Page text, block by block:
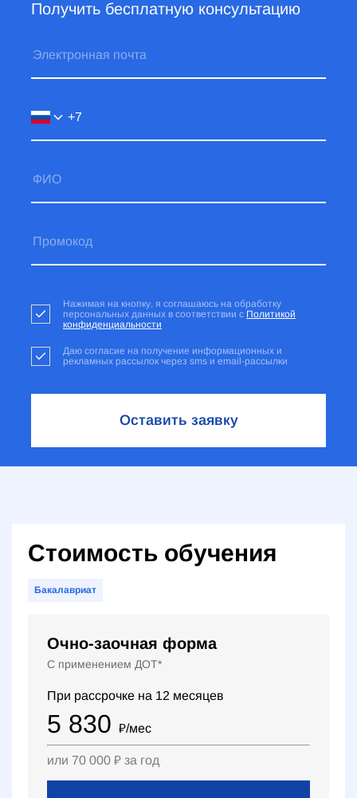
Получить бесплатную консультацию
Нажимая на кнопку, я соглашаюсь на обработку
персональных данных в соответствии с Политикой
конфиденциальности
Даю согласие на получение информационных и
рекламных рассылок через sms и email-рассылки
Оставить заявку
Стоимость обучения
Бакалавриат
Очно-заочная форма
С применением ДОТ*
При рассрочке на 12 месяцев
5 830 ₽/мес
или 70 000 ₽ за год